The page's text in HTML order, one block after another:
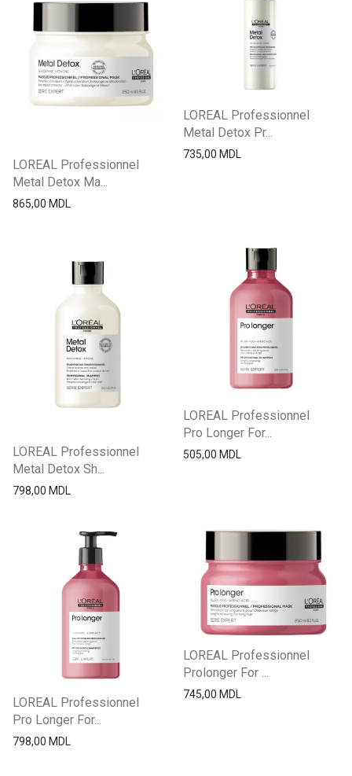
LOREAL Professionnel
Metal Detox Ma...
865,00 MDL
LOREAL Professionnel
Metal Detox Pr...
735,00 MDL
LOREAL Professionnel
Metal Detox Sh...
798,00 MDL
LOREAL Professionnel
Pro Longer For...
505,00 MDL
LOREAL Professionnel
Pro Longer For...
798,00 MDL
LOREAL Professionnel
Prolonger For ...
745,00 MDL